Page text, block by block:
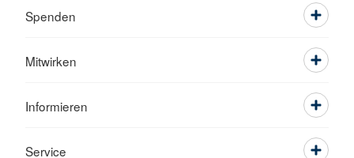
Spenden
Mitwirken
Informieren
Service